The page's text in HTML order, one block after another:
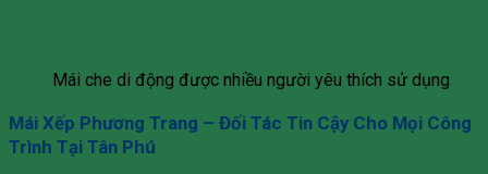
Mái che di động được nhiều người yêu thích sử dụng
Mái Xếp Phương Trang – Đối Tác Tin Cậy Cho Mọi Công
Trình Tại Tân Phú